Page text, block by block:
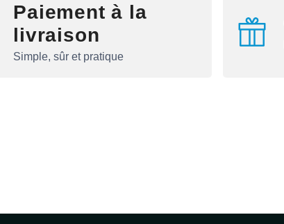
Paiement à la
livraison
Simple, sûr et pratique